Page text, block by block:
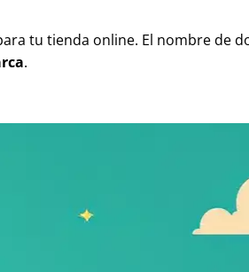
tu tienda online. El nombre de
.